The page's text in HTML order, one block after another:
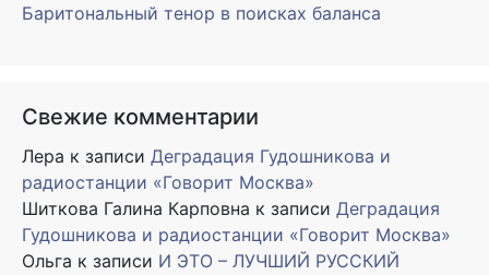
Баритональный тенор в поисках баланса
Свежие комментарии
Лера к записи Деградация Гудошникова и
радиостанции «Говорит Москва»
Шиткова Галина Карповна к записи Деградация
Гудошникова и радиостанции «Говорит Москва»
Ольга к записи И ЭТО – ЛУЧШИЙ РУССКИЙ